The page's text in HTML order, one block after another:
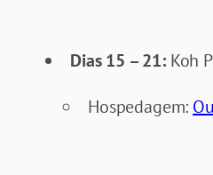
Dias 15 – 21:Koh
Hospedagem: